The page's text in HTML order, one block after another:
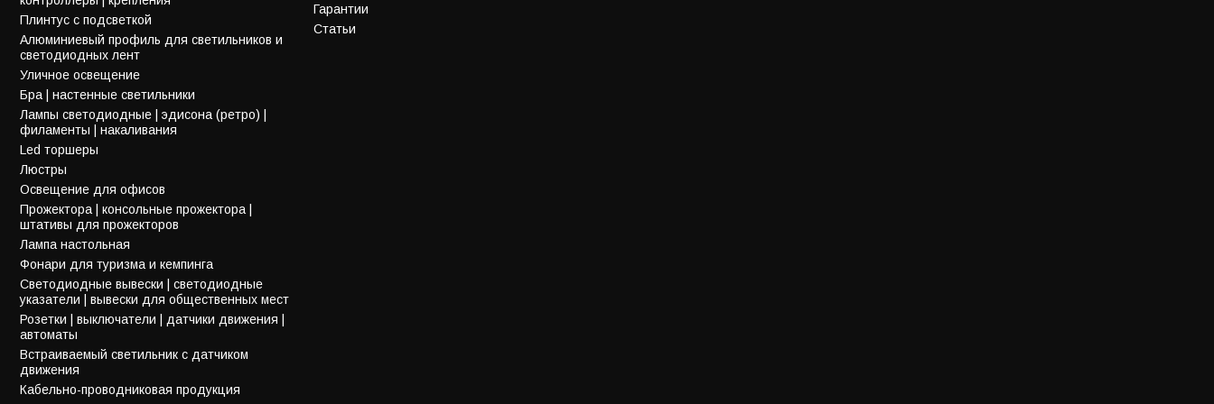
Плинтус с подсветкой
Алюминиевый профиль для светильников и
светодиодных лент
Уличное освещение
Бра | настенные светильники
Лампы светодиодные | эдисона (ретро) |
филаменты | накаливания
Led торшеры
Люстры
Освещение для офисов
Прожектора | консольные прожектора |
штативы для прожекторов
Лампа настольная
Фонари для туризма и кемпинга
Светодиодные вывески | светодиодные
указатели | вывески для общественных мест
Розетки | выключатели | датчики движения |
автоматы
Встраиваемый светильник с датчиком
движения
Кабельно-проводниковая продукция
Гарантии
Статьи